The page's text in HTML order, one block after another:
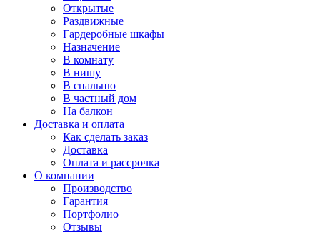
Открытые
Раздвижные
Гардеробные шкафы
Назначение
В комнату
В нишу
В спальню
В частный дом
На балкон
Доставка и оплата
Как сделать заказ
Доставка
Оплата и рассрочка
О компании
Производство
Гарантия
Портфолио
Отзывы